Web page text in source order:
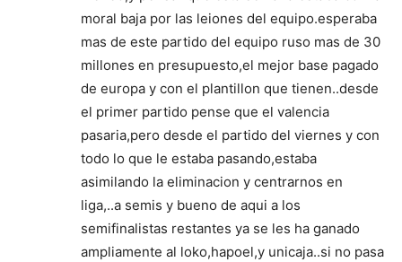
moral baja por las leiones del equipo.esperaba
mas de este partido del equipo ruso mas de 30
millones en presupuesto,el mejor base pagado
de europa y con el plantillon que tienen..desde
el primer partido pense que el valencia
pasaria,pero desde el partido del viernes y con
todo lo que le estaba pasando,estaba
asimilando la eliminacion y centrarnos en
liga,..a semis y bueno de aqui a los
semifinalistas restantes ya se les ha ganado
ampliamente al loko,hapoel,y unicaja..si no pasa